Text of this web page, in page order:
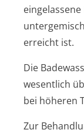
erreicht ist.
Die
wesentlich
bei höheren
Zur